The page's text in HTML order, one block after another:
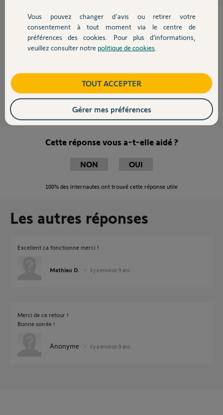
Devis avec un pro
Contact
Bonsoir
entrez un simple "0" dans chaque champs.
il y a environ 9 ans
Cette réponse vous a-t-elle aidé ?
NON OUI
100% des internautes ont trouvé cette réponse utile
Les autres réponses
Excellent ca fonctionne merci !
Mathieu D. il y a environ 9 ans
Merci de ce retour !
Bonne soirée !
Anonyme il y a environ 9 ans
Vous pouvez changer d'avis ou retirer votre
consentement à tout moment via le centre de
préférences des cookies. Pour plus d’informations,
veuillez consulter notre politique de cookies
TOUT ACCEPTER
Gérer mes préférences